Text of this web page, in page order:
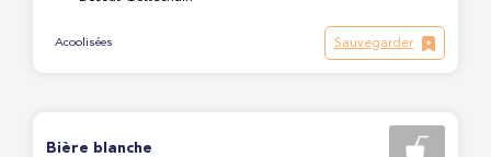
Acoolisées Sauvegarder
Bière blanche